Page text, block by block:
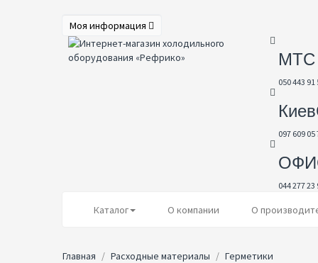
Моя информация
МТС
050 443 91
097 609 05
044 277 23
Каталог О компании О
Главная Расходные материалы
Герметики